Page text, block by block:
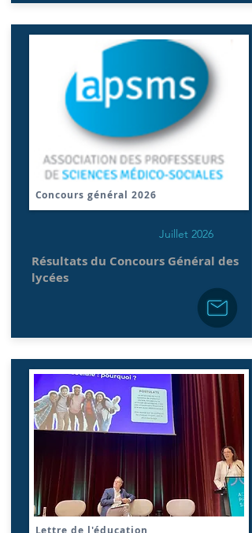
Concours général 2026
Juillet 2026
Résultats du Concours Général des
lycées
Lettre de l'éducation